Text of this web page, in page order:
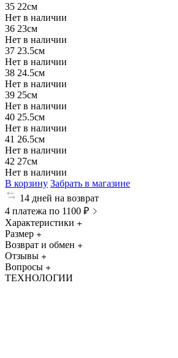
35 22см
Нет в наличии
36 23см
Нет в наличии
37 23.5см
Нет в наличии
38 24.5см
Нет в наличии
39 25см
Нет в наличии
40 25.5см
Нет в наличии
41 26.5см
Нет в наличии
42 27см
Нет в наличии
В корзину Забрать в магазине
14 дней на возврат
4 платежа по 1100 ₽
Характеристики
Размер
Возврат и обмен
Отзывы
Вопросы
ТЕХНОЛОГИИ